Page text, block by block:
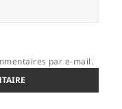
par e-mail.